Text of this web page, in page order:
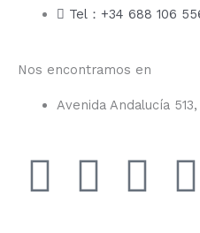
Tel：+34 688 106
Nos encontramos en
Avenida Andalucía
F
I
Y
T